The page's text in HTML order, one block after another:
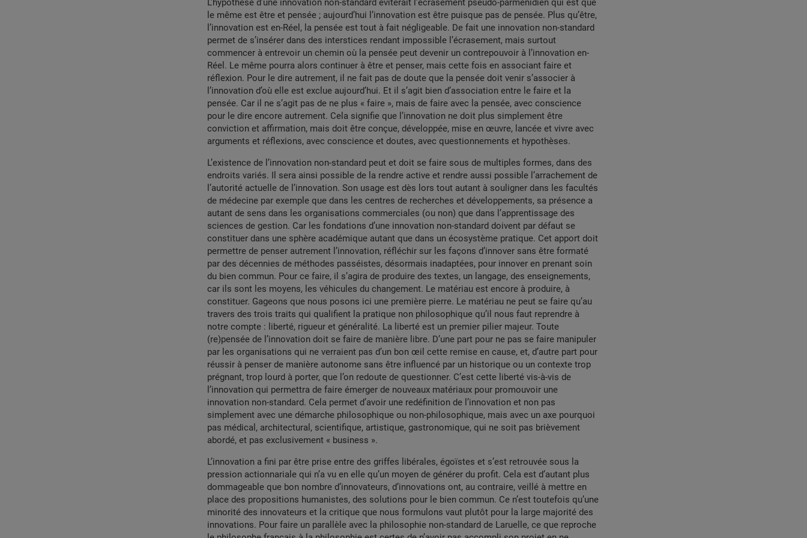
L’hypothèse d’une innovation non-standard éviterait l’écrasement pseudo-parménidien qui est que
le même est être et pensée ; aujourd’hui l’innovation est être puisque pas de pensée. Plus qu’être,
l’innovation est en-Réel, la pensée est tout à fait négligeable. De fait une innovation non-standard
permet de s’insérer dans des interstices rendant impossible l’écrasement, mais surtout
commencer à entrevoir un chemin où la pensée peut devenir un contrepouvoir à l’innovation en-
Réel. Le même pourra alors continuer à être et penser, mais cette fois en associant faire et
réflexion. Pour le dire autrement, il ne fait pas de doute que la pensée doit venir s’associer à
l’innovation d’où elle est exclue aujourd’hui. Et il s’agit bien d’association entre le faire et la
pensée. Car il ne s’agit pas de ne plus « faire », mais de faire avec la pensée, avec conscience
pour le dire encore autrement. Cela signifie que l’innovation ne doit plus simplement être
conviction et affirmation, mais doit être conçue, développée, mise en œuvre, lancée et vivre avec
arguments et réflexions, avec conscience et doutes, avec questionnements et hypothèses.
L’existence de l’innovation non-standard peut et doit se faire sous de multiples formes, dans des
endroits variés. Il sera ainsi possible de la rendre active et rendre aussi possible l’arrachement de
l’autorité actuelle de l’innovation. Son usage est dès lors tout autant à souligner dans les facultés
de médecine par exemple que dans les centres de recherches et développements, sa présence a
autant de sens dans les organisations commerciales (ou non) que dans l’apprentissage des
sciences de gestion. Car les fondations d’une innovation non-standard doivent par défaut se
constituer dans une sphère académique autant que dans un écosystème pratique. Cet apport doit
permettre de penser autrement l’innovation, réfléchir sur les façons d’innover sans être formaté
par des décennies de méthodes passéistes, désormais inadaptées, pour innover en prenant soin
du bien commun. Pour ce faire, il s’agira de produire des textes, un langage, des enseignements,
car ils sont les moyens, les véhicules du changement. Le matériau est encore à produire, à
constituer. Gageons que nous posons ici une première pierre. Le matériau ne peut se faire qu’au
travers des trois traits qui qualifient la pratique non philosophique qu’il nous faut reprendre à
notre compte : liberté, rigueur et généralité. La liberté est un premier pilier majeur. Toute
(re)pensée de l’innovation doit se faire de manière libre. D’une part pour ne pas se faire manipuler
par les organisations qui ne verraient pas d’un bon œil cette remise en cause, et, d’autre part pour
réussir à penser de manière autonome sans être influencé par un historique ou un contexte trop
prégnant, trop lourd à porter, que l’on redoute de questionner. C’est cette liberté vis-à-vis de
l’innovation qui permettra de faire émerger de nouveaux matériaux pour promouvoir une
innovation non-standard. Cela permet d’avoir une redéfinition de l’innovation et non pas
simplement avec une démarche philosophique ou non-philosophique, mais avec un axe pourquoi
pas médical, architectural, scientifique, artistique, gastronomique, qui ne soit pas brièvement
abordé, et pas exclusivement « business ».
L’innovation a fini par être prise entre des griffes libérales, égoïstes et s’est retrouvée sous la
pression actionnariale qui n’a vu en elle qu’un moyen de générer du profit. Cela est d’autant plus
dommageable que bon nombre d’innovateurs, d’innovations ont, au contraire, veillé à mettre en
place des propositions humanistes, des solutions pour le bien commun. Ce n’est toutefois qu’une
minorité des innovateurs et la critique que nous formulons vaut plutôt pour la large majorité des
innovations. Pour faire un parallèle avec la philosophie non-standard de Laruelle, ce que reproche